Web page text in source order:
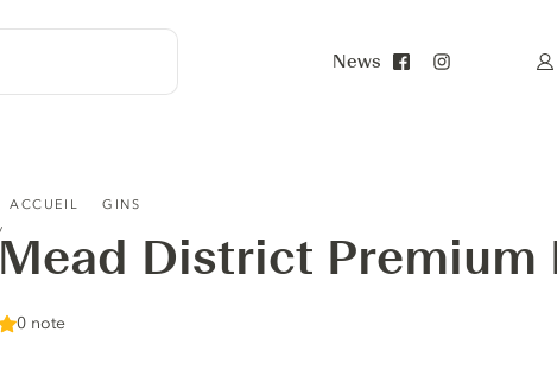
News
ACCUEIL GINS
Mead District Premium
0 note